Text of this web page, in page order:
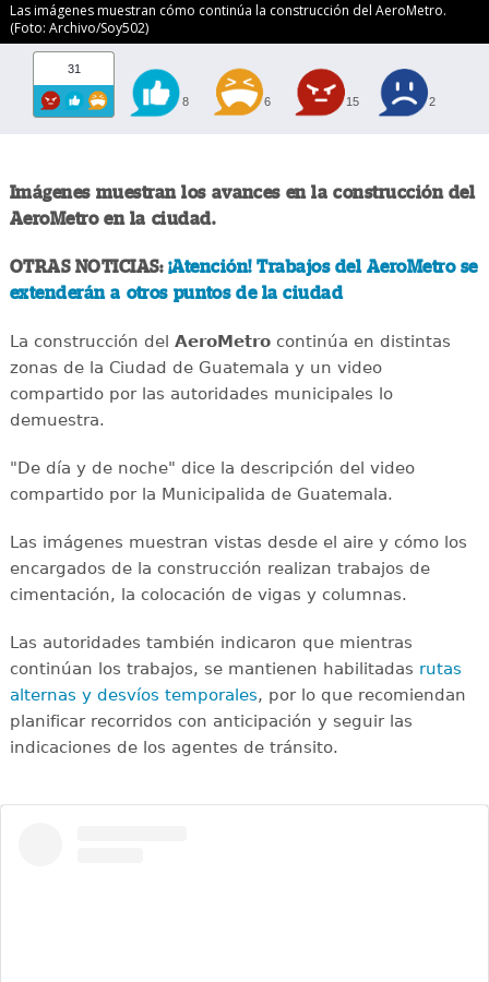
Las imágenes muestran cómo continúa la construcción del AeroMetro.
(Foto: Archivo/Soy502)
31
8 6 15 2
Imágenes muestran los avances en la construcción del
AeroMetro en la ciudad.
OTRAS NOTICIAS: ¡Atención! Trabajos del AeroMetro se
extenderán a otros puntos de la ciudad
La construcción del AeroMetrocontinúa en distintas
zonas de la Ciudad de Guatemala y un video
compartido por las autoridades municipales lo
demuestra.
"De día y de noche" dice la descripción del video
compartido por la Municipalida de Guatemala.
Las imágenes muestran vistas desde el aire y cómo los
encargados de la construcción realizan trabajos de
cimentación, la colocación de vigas y columnas.
Las autoridades también indicaron que mientras
continúan los trabajos, se mantienen habilitadas rutas
alternas y desvíos temporales, por lo que recomiendan
planificar recorridos con anticipación y seguir las
indicaciones de los agentes de tránsito.